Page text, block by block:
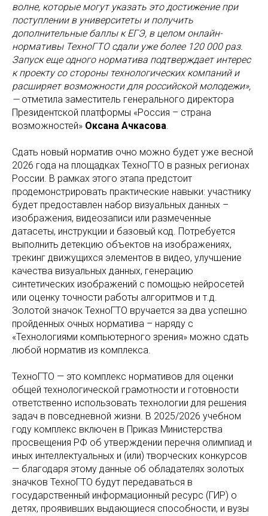
волне, которые могут указать это достижение при
поступлении в университеты и получить
дополнительные баллы к ЕГЭ, в целом онлайн-
нормативы ТехноГТО сдали уже более 120 000 раз.
Запуск еще одного норматива подтверждает интерес
к проекту со стороны технологических компаний и
расширяет возможности для российской молодежи»,
— отметила заместитель генерального директора
Президентской платформы «Россия – страна
возможностей» Оксана Ачкасова
Сдать новый норматив очно можно будет уже весной
2026 года на площадках ТехноГТО в разных регионах
России. В рамках этого этапа предстоит
продемонстрировать практические навыки: участнику
будет предоставлен набор визуальных данных –
изображения, видеозаписи или размеченные
датасеты, инструкции и базовый код. Потребуется
выполнить детекцию объектов на изображениях,
трекинг движущихся элементов в видео, улучшение
качества визуальных данных, генерацию
синтетических изображений с помощью нейросетей
или оценку точности работы алгоритмов и т.д.
Золотой значок ТехноГТО вручается за два успешно
пройденных очных норматива – наряду с
«Технологиями компьютерного зрения» можно сдать
любой норматив из комплекса.
ТехноГТО — это комплекс нормативов для оценки
общей технологической грамотности и готовности
ответственно использовать технологии для решения
задач в повседневной жизни. В 2025/2026 учебном
году комплекс включен в Приказ Министерства
просвещения РФ об утверждении перечня олимпиад и
иных интеллектуальных и (или) творческих конкурсов
— благодаря этому данные об обладателях золотых
значков ТехноГТО будут передаваться в
государственный информационный ресурс (ГИР) о
детях, проявивших выдающиеся способности, и вузы